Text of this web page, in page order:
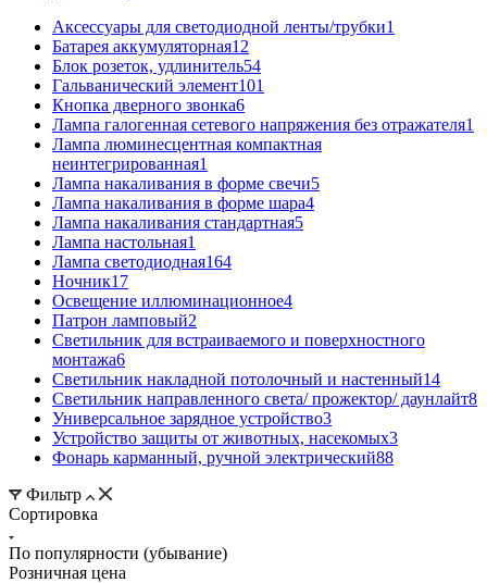
Аксессуары для светодиодной ленты/трубки1
Батарея аккумуляторная12
Блок розеток, удлинитель54
Гальванический элемент101
Кнопка дверного звонка6
Лампа галогенная сетевого напряжения без отражателя1
Лампа люминесцентная компактная
неинтегрированная1
Лампа накаливания в форме свечи5
Лампа накаливания в форме шара4
Лампа накаливания стандартная5
Лампа настольная1
Лампа светодиодная164
Ночник17
Освещение иллюминационное4
Патрон ламповый2
Светильник для встраиваемого и поверхностного
монтажа6
Светильник накладной потолочный и настенный14
Светильник направленного света/ прожектор/ даунлайт8
Универсальное зарядное устройство3
Устройство защиты от животных, насекомых3
Фонарь карманный, ручной электрический88
Фильтр
Сортировка
По популярности (убывание)
Розничная цена